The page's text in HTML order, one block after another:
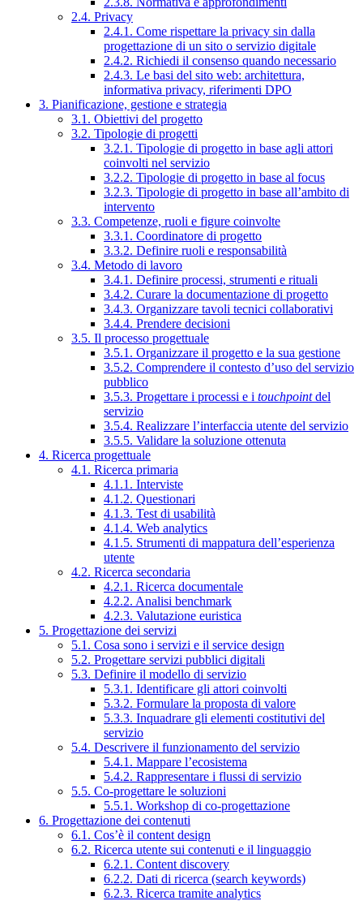
2.4. Privacy
2.4.1. Come rispettare la privacy sin dalla
progettazione di un sito o servizio digitale
2.4.2. Richiedi il consenso quando necessario
2.4.3. Le basi del sito web: architettura,
informativa privacy, riferimenti DPO
3. Pianificazione, gestione e strategia
3.1. Obiettivi del progetto
3.2. Tipologie di progetti
3.2.1. Tipologie di progetto in base agli attori
coinvolti nel servizio
3.2.2. Tipologie di progetto in base al focus
3.2.3. Tipologie di progetto in base all’ambito di
intervento
3.3. Competenze, ruoli e figure coinvolte
3.3.1. Coordinatore di progetto
3.3.2. Definire ruoli e responsabilità
3.4. Metodo di lavoro
3.4.1. Definire processi, strumenti e rituali
3.4.2. Curare la documentazione di progetto
3.4.3. Organizzare tavoli tecnici collaborativi
3.4.4. Prendere decisioni
3.5. Il processo progettuale
3.5.1. Organizzare il progetto e la sua gestione
3.5.2. Comprendere il contesto d’uso del servizio
pubblico
3.5.3. Progettare i processi e i touchpointdel
servizio
3.5.4. Realizzare l’interfaccia utente del servizio
3.5.5. Validare la soluzione ottenuta
4. Ricerca progettuale
4.1. Ricerca primaria
4.1.1. Interviste
4.1.2. Questionari
4.1.3. Test di usabilità
4.1.4. Web analytics
4.1.5. Strumenti di mappatura dell’esperienza
utente
4.2. Ricerca secondaria
4.2.1. Ricerca documentale
4.2.2. Analisi benchmark
4.2.3. Valutazione euristica
5. Progettazione dei servizi
5.1. Cosa sono i servizi e il service design
5.2. Progettare servizi pubblici digitali
5.3. Definire il modello di servizio
5.3.1. Identificare gli attori coinvolti
5.3.2. Formulare la proposta di valore
5.3.3. Inquadrare gli elementi costitutivi del
servizio
5.4. Descrivere il funzionamento del servizio
5.4.1. Mappare l’ecosistema
5.4.2. Rappresentare i flussi di servizio
5.5. Co-progettare le soluzioni
5.5.1. Workshop di co-progettazione
6. Progettazione dei contenuti
6.1. Cos’è il content design
6.2. Ricerca utente sui contenuti e il linguaggio
6.2.1. Content discovery
6.2.2. Dati di ricerca (search keywords)
6.2.3. Ricerca tramite analytics